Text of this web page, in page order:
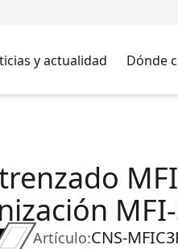
y actualidad Dónde
Artículo:CNS-